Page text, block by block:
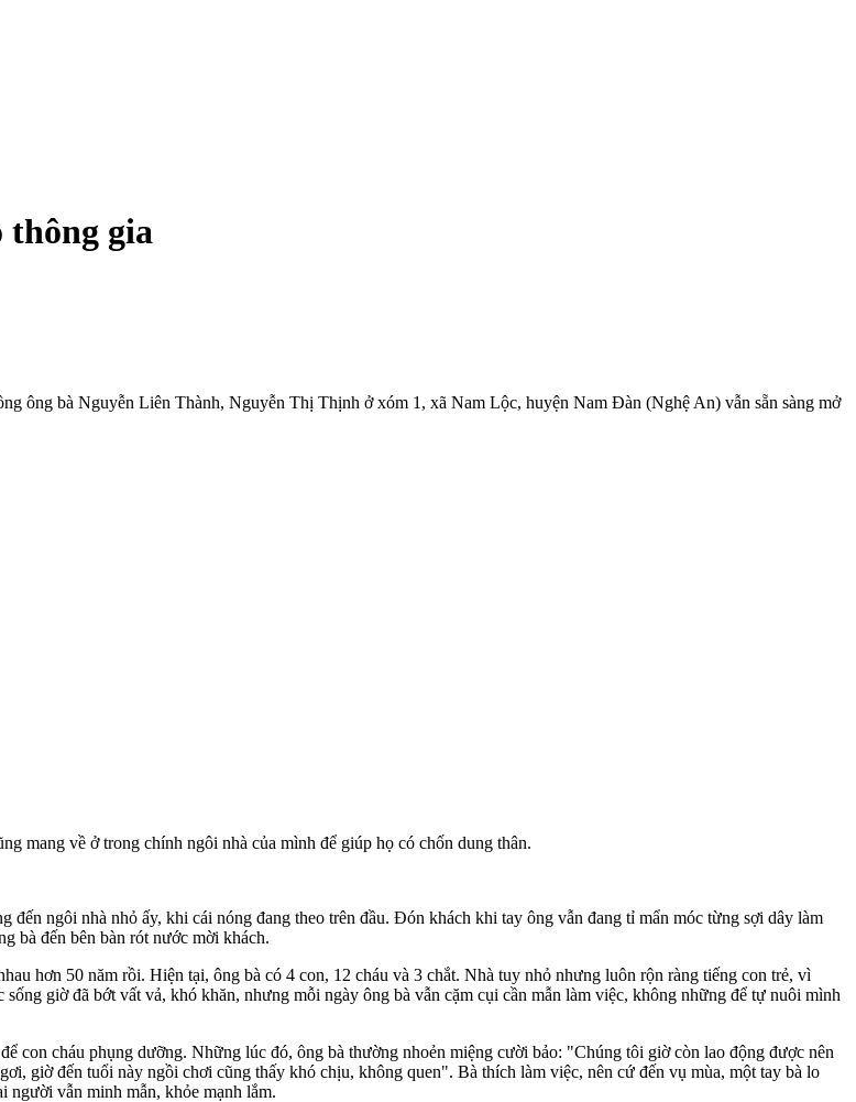
thông gia
ông bà Nguyễn Liên Thành, Nguyễn Thị Thịnh ở xóm 1, xã Nam Lộc, huyện Nam Đàn (Nghệ An) vẫn sẵn sàng mở
mang về ở trong chính ngôi nhà của mình để giúp họ có chốn dung thân.
ngôi nhà nhỏ ấy, khi cái nóng đang theo trên đầu. Đón khách khi tay ông vẫn đang tỉ mẩn móc từng sợi dây làm
bà đến bên bàn rót nước mời khách.
hơn 50 năm rồi. Hiện tại, ông bà có 4 con, 12 cháu và 3 chắt. Nhà tuy nhỏ nhưng luôn rộn ràng tiếng con trẻ, vì
giờ đã bớt vất vả, khó khăn, nhưng mỗi ngày ông bà vẫn cặm cụi cần mẫn làm việc, không những để tự nuôi mình
con cháu phụng dưỡng. Những lúc đó, ông bà thường nhoẻn miệng cười bảo: "Chúng tôi giờ còn lao động được nên
giờ đến tuổi này ngồi chơi cũng thấy khó chịu, không quen". Bà thích làm việc, nên cứ đến vụ mùa, một tay bà lo
người vẫn minh mẫn, khỏe mạnh lắm.